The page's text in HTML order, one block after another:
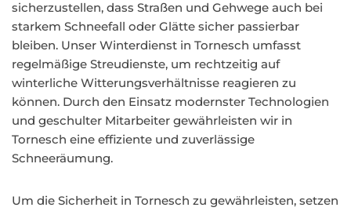
sicherzustellen, dass Straßen und Gehwege auch bei
starkem Schneefall oder Glätte sicher passierbar
bleiben. Unser Winterdienst in Tornesch umfasst
regelmäßige Streudienste, um rechtzeitig auf
winterliche Witterungsverhältnisse reagieren zu
können. Durch den Einsatz modernster Technologien
und geschulter Mitarbeiter gewährleisten wir in
Tornesch eine effiziente und zuverlässige
Schneeräumung.
Um die Sicherheit in Tornesch zu gewährleisten, setzen